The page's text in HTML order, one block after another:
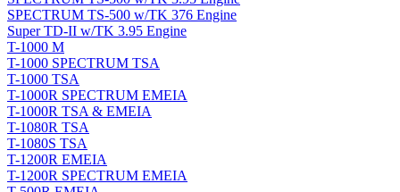
SPECTRUM TS-500 w/TK 376 Engine
Super TD-II w/TK 3.95 Engine
T-1000 M
T-1000 SPECTRUM TSA
T-1000 TSA
T-1000R SPECTRUM EMEIA
T-1000R TSA & EMEIA
T-1080R TSA
T-1080S TSA
T-1200R EMEIA
T-1200R SPECTRUM EMEIA